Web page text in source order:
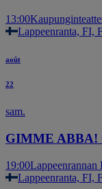
13:00
Lappeenranta, FI,
août
22
sam.
GIMME ABBA!
19:00Lappeenrannan
Lappeenranta, FI,